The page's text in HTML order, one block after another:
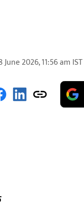
June 2026, 11:56 am IST